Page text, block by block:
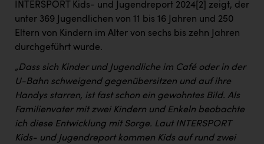
INTERSPORT Kids- und Jugendreport 2024 [2]
zeigt, der
unter 369 Jugendlichen von 11 bis 16 Jahren und 250
Eltern von Kindern im Alter von sechs bis zehn Jahren
durchgeführt wurde.
„Dass sich Kinder und Jugendliche im Café oder in der
U-Bahn schweigend gegenübersitzen und auf ihre
Handys starren, ist fast schon ein gewohntes Bild. Als
Familienvater mit zwei Kindern und Enkeln beobachte
ich diese Entwicklung mit Sorge. Laut INTERSPORT
Kids- und Jugendreport kommen Kids auf rund zwei